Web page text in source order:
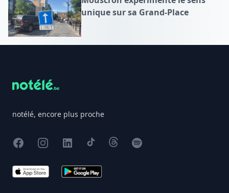
unique sur sa Grand-Place
notélé, encore plus proche
FacebookInstagram
X TikTokThreadsSpotify
App Store Google Play